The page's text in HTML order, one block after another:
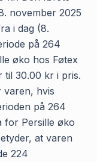
november 2025
i dag (8.
på 264
øko hos Føtex
til 30.00 kr i pris.
varen, hvis
på 264
for Persille øko
at varen
224